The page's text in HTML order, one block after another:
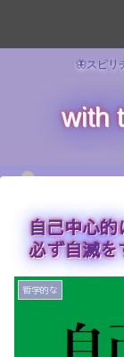
🦋スピリ
with
自己中心的
必ず自滅を
哲学的な
●